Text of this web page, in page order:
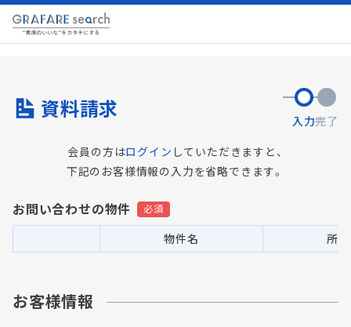
資料請求 入力完了
会員の方はログイン していただきますと、
下記のお客様情報の入力を省略できます。
お問い合わせの物件
物件名 所
お客様情報